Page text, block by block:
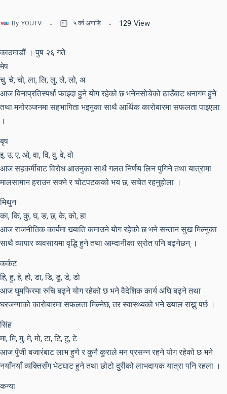
By YOUTV ५ वर्ष अगाडि 129 View
काठमाडौं । पुष २६ गते
मेष
चु, चे, चो, ला, लि, लु, ले, लो, अ
आज बिनाप्रतिस्पर्धा फाइदा हुने योग रहेको छ भनेनसोचेको ठाउँबाट धनागम हुने
तथा मनोरञ्जनमा सहभागिता भइनुका साथै आर्थिक कारोबारमा सफलता पाइएला
।
बृष
इ, उ, ए, ओ, वा, वि, वु, वे, वो
आज सहकर्मीबाट विरोध आउनुका साथै गलत निर्णय लिन पुगिने तथा यात्रामा
मालसामान हराउन सक्ने र चोटपटकको भय छ, सचेत रहनुहोला ।
मिथुन
का, कि, कु, घ, ङ, छ, के, को, हा
आज राजनीतिक कार्यमा ख्याति कमाउने योग रहेको छ भने सन्तान सुख मिल्नुका
साथै व्यापार व्यवसायमा वृद्धि हुने तथा आम्दानीका स्रोत पनि बढ्नेछन् ।
कर्कट
हि, हु, हे, हो, डा, डि, डु, डे, डो
आज घुमफिरमा रुचि बढ्ने योग रहेको छ भने वैदेशिक कार्य अघि बढ्ने तथा
घरजग्गाको कारोबारमा सफलता मिल्नेछ, तर स्वास्थ्यको भने ख्याल राख्नु पर्छ ।
सिंह
मा, मि, मु, मे, मो, टा, टि, टु, टे
आज पुँजी बजारंबाट लाभ हुणे र कुनै कुराले मन प्रसन्न रहने योग रहेको छ भने
नयाँनयाँ व्यक्तिसँग भेटघाट हुने तथा छोटो दुरीको लाभदायक यात्रा पनि रहला ।
कन्या